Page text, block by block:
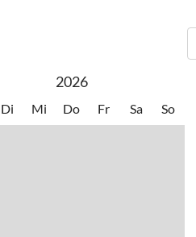
Tour in der wunderschönen Gegend.
2026
Di Mi Do Fr Sa So